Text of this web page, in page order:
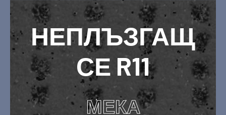
НЕПЛЪЗГАЩ
СЕ R11
МЕКА